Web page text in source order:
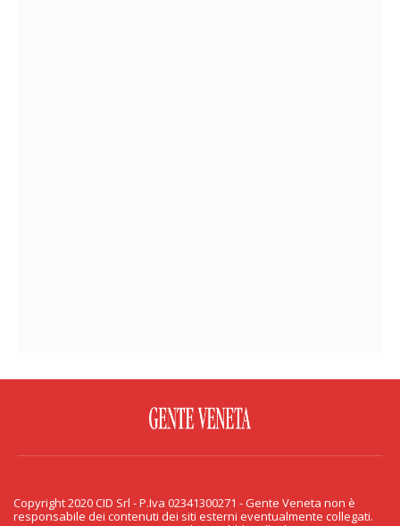
PRIVACY & COOKIE
Copyright 2020 CID Srl - P.Iva 02341300271 - Gente Veneta non è
responsabile dei contenuti dei siti esterni eventualmente collegati.